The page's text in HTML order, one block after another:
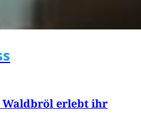
erlebt ihr